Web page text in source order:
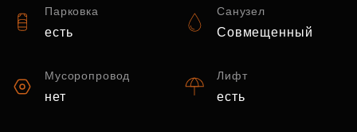
Парковка
есть
Санузел
Совмещенный
Мусоропровод
нет
Лифт
есть